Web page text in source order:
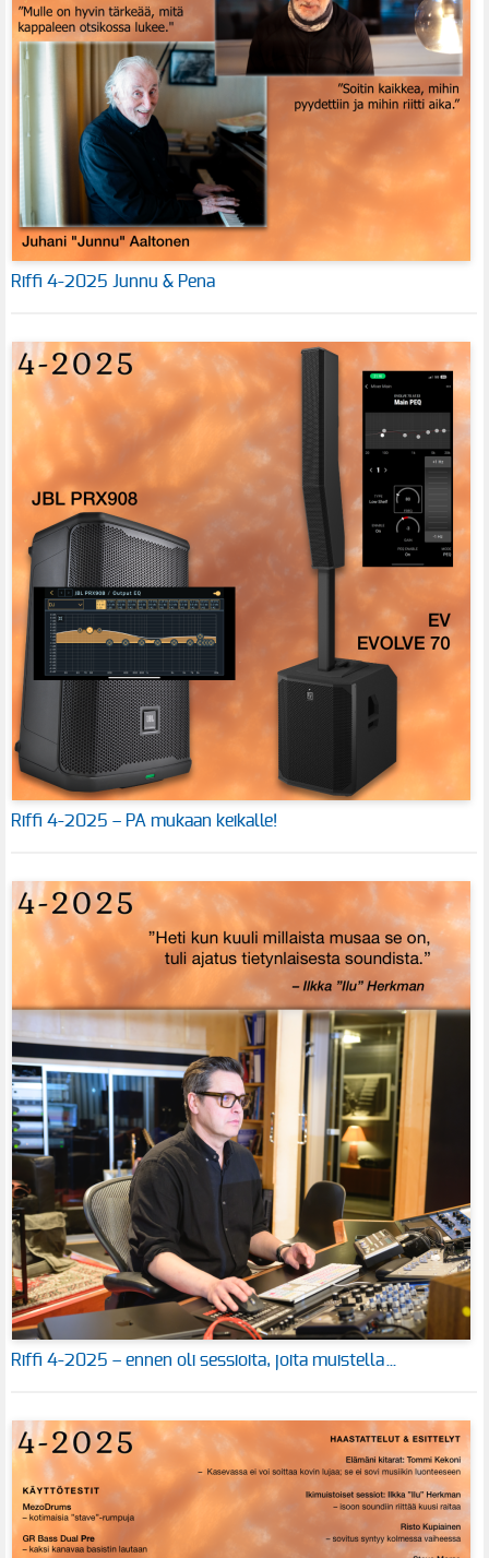
Riffi 4-2025 Junnu & Pena
Riffi 4-2025 – PA mukaan keikalle!
Riffi 4-2025 – ennen oli sessioita, joita muistella…